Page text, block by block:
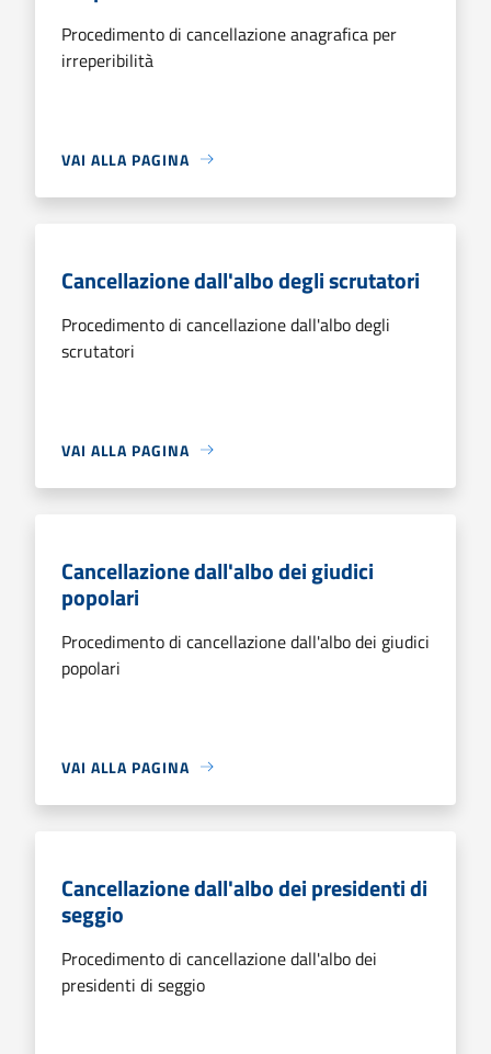
Procedimento di cancellazione anagrafica per
irreperibilità
VAI ALLA PAGINA
Cancellazione dall'albo degli scrutatori
Procedimento di cancellazione dall'albo degli
scrutatori
VAI ALLA PAGINA
Cancellazione dall'albo dei giudici
popolari
Procedimento di cancellazione dall'albo dei giudici
popolari
VAI ALLA PAGINA
Cancellazione dall'albo dei presidenti di
seggio
Procedimento di cancellazione dall'albo dei
presidenti di seggio